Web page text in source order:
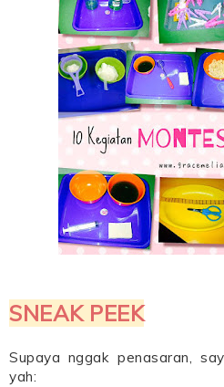
SNEAK PEEK
Supaya nggak penasaran,
yah: